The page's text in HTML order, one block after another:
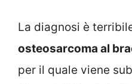
La diagnosi è
osteosarcoma al
per il quale viene